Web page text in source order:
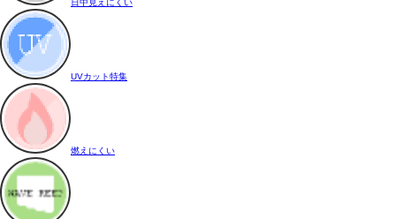
日中見えにくい
UVカット特集
燃えにくい